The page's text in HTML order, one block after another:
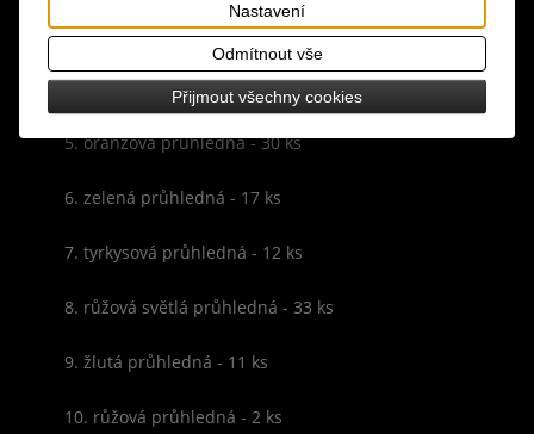
3. modrá průhledná - 12 ks
4. červená průhledná - 21 ks
5. oranžová průhledná - 30 ks
6. zelená průhledná - 17 ks
7. tyrkysová průhledná - 12 ks
8. růžová světlá průhledná - 33 ks
9. žlutá průhledná - 11 ks
10. růžová průhledná - 2 ks
Nastavení
Odmítnout vše
Přijmout všechny cookies